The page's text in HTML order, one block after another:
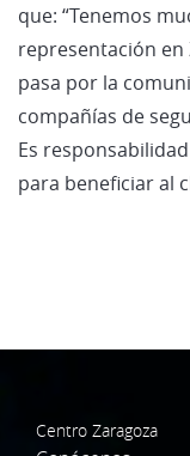
que: “Tenemos
representación en
pasa por la
compañías de
Es
para beneficiar al
Centro Zaragoza